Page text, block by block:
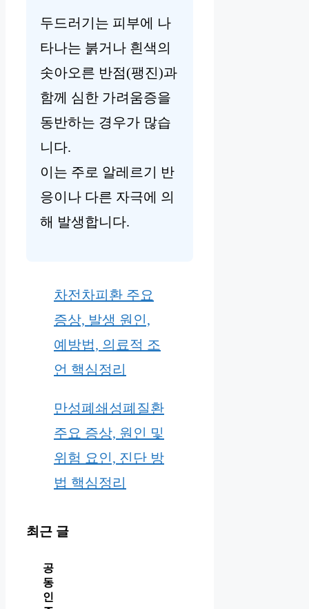
두드러기는 피부에 나
타나는 붉거나 흰색의
솟아오른 반점(팽진)과
함께 심한 가려움증을
동반하는 경우가 많습
니다.
이는 주로 알레르기 반
응이나 다른 자극에 의
해 발생합니다.
차전차피환 주요
증상, 발생 원인,
예방법, 의료적 조
언 핵심정리
만성폐쇄성폐질환
주요 증상, 원인 및
위험 요인, 진단 방
법 핵심정리
최근 글
공
동
인